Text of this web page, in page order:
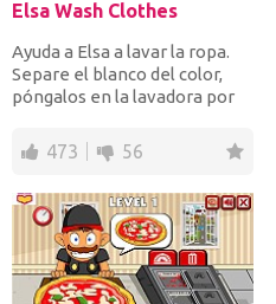
Elsa Wash Clothes
Ayuda a Elsa a lavar la ropa.
Separe el blanco del color,
póngalos en la lavadora por
473 56